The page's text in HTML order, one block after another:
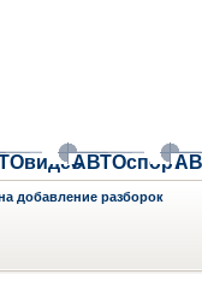
АВТОспорт
добавление разборок